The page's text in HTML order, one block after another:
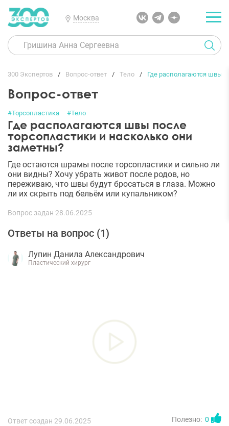
Москва
300 Экспертов Вопрос-ответ Тело Где располагаются швы
Вопрос-ответ
#Торсопластика #Тело
Где располагаются швы после
торсопластики и насколько они
заметны?
Где остаются шрамы после торсопластики и сильно ли
они видны? Хочу убрать живот после родов, но
переживаю, что швы будут бросаться в глаза. Можно
ли их скрыть под бельём или купальником?
Вопрос задан 28.06.2025
Ответы на вопрос (1)
Лупин Данила Александрович
Пластический хирург
Ответ создан 29.06.2025 Полезно: 0